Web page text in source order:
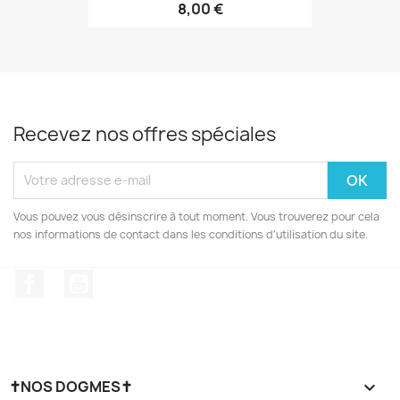
8,00 €
Recevez nos offres spéciales
Vous pouvez vous désinscrire à tout moment. Vous trouverez pour cela
nos informations de contact dans les conditions d'utilisation du site.
✝NOS DOGMES✝ 